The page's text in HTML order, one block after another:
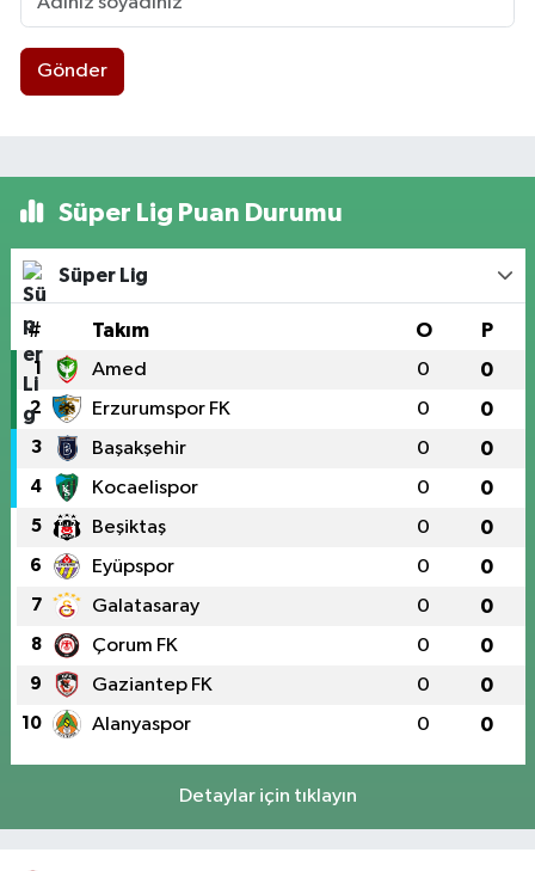
Gönder
Süper Lig Puan Durumu
Süper Lig
# Takım O P
1 Amed 0 0
2 Erzurumspor FK 0 0
3 Başakşehir 0 0
4 Kocaelispor 0 0
5 Beşiktaş 0 0
6 Eyüpspor 0 0
7 Galatasaray 0 0
8 Çorum FK 0 0
9 Gaziantep FK 0 0
10 Alanyaspor 0 0
Detaylar için tıklayın